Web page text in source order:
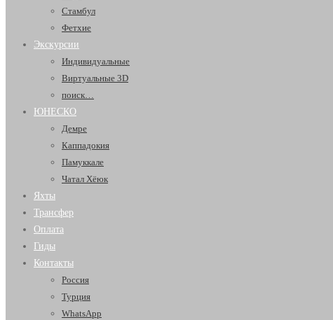
Стамбул
Фетхие
Экскурсии
Индивидуальные
Виртуальные 3D
поиск…
ЮНЕСКО
Демре
Каппадокия
Памуккале
Чатал Хёюк
Яхты
Трансфер
Оплата
Гиды
Контакты
Россия
Турция
WhatsApp